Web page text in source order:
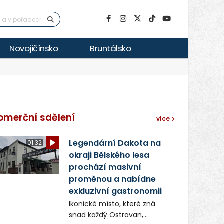
Novojičínsko Bruntálsko
sdělení více
01:32
Legendární Dakota na
okraji Bělského lesa
prochází masivní
proměnou a nabídne
exkluzivní gastronomii
Ikonické místo, které zná
snad každý Ostravan,